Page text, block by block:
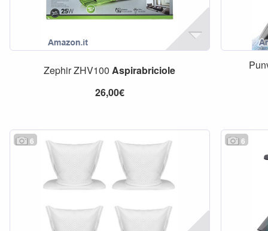
Zephir ZHV100Aspirabriciole
26,00€
6 6